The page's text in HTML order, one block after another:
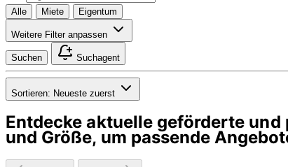
Alle Miete Eigentum
Weitere Filter anpassen
Suchen Suchagent
Sortieren: Neueste zuerst
Entdecke aktuelle geförderte
und Größe, um passende